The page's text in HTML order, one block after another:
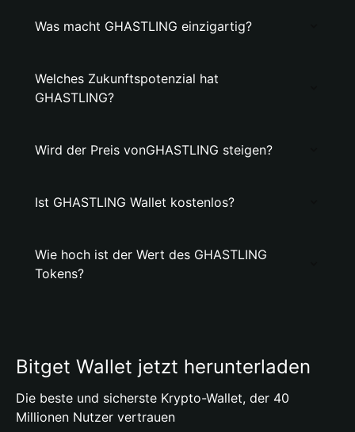
Was macht GHASTLING einzigartig?
Welches Zukunftspotenzial hat
GHASTLING?
Wird der Preis vonGHASTLING steigen?
Ist GHASTLING Wallet kostenlos?
Wie hoch ist der Wert des GHASTLING
Tokens?
Bitget Wallet jetzt herunterladen
Die beste und sicherste Krypto-Wallet, der 40
Millionen Nutzer vertrauen